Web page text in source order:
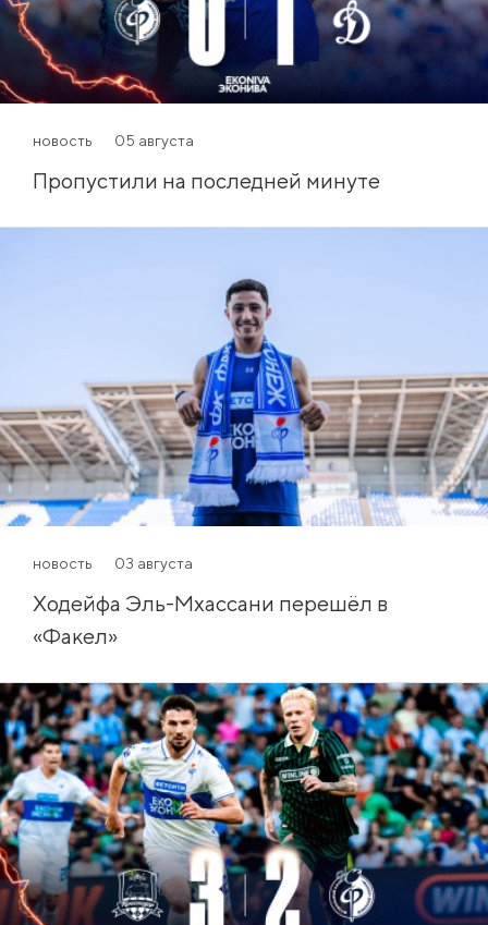
новость 05 августа
Пропустили на последней минуте
новость 03 августа
Ходейфа Эль-Мхассани перешёл в
«Факел»